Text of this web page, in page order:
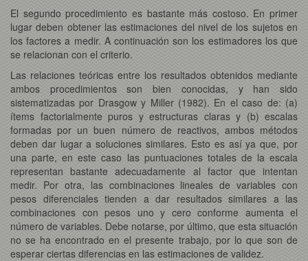
El segundo procedimiento es bastante más costoso. En primer
lugar deben obtener las estimaciones del nivel de los sujetos en
los factores a medir. A continuación son los estimadores los que
se relacionan con el criterio.
Las relaciones teóricas entre los resultados obtenidos mediante
ambos procedimientos son bien conocidas, y han sido
sistematizadas por Drasgow y Miller (1982). En el caso de: (a)
ítems factorialmente puros y estructuras claras y (b) escalas
formadas por un buen número de reactivos, ambos métodos
deben dar lugar a soluciones similares. Esto es así ya que, por
una parte, en este caso las puntuaciones totales de la escala
representan bastante adecuadamente al factor que intentan
medir. Por otra, las combinaciones lineales de variables con
pesos diferenciales tienden a dar resultados similares a las
combinaciones con pesos uno y cero conforme aumenta el
número de variables. Debe notarse, por último, que esta situación
no se ha encontrado en el presente trabajo, por lo que son de
esperar ciertas diferencias en las estimaciones de validez.